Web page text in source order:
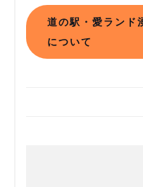
道の駅・愛ランド
について